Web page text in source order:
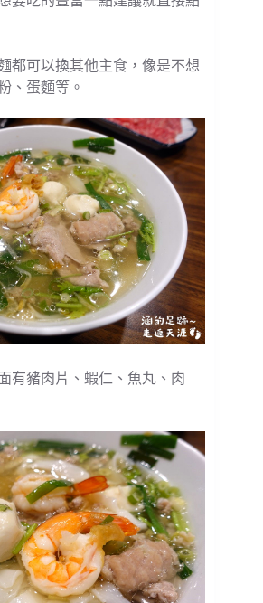
都可以換其他主食，像是不想
、蛋麵等。
有豬肉片、蝦仁、魚丸、肉